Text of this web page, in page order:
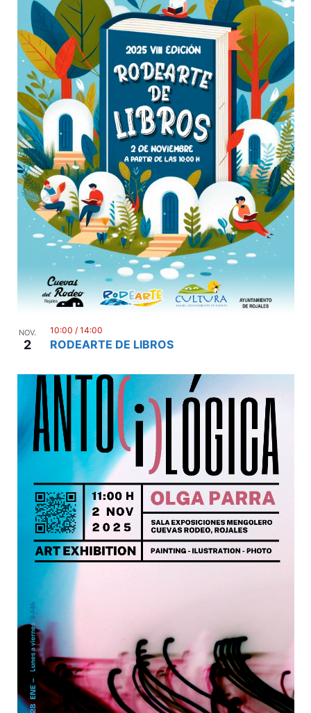
NOV.
2 RODEARTE DE LIBROS
10:00 / 14:00